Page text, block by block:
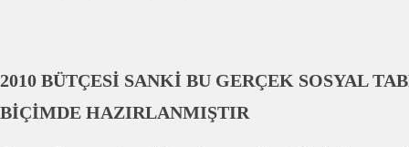
2010 BÜTÇESİ SANKİ BU GERÇEK SOSYAL
BİÇİMDE HAZIRLANMIŞTIR